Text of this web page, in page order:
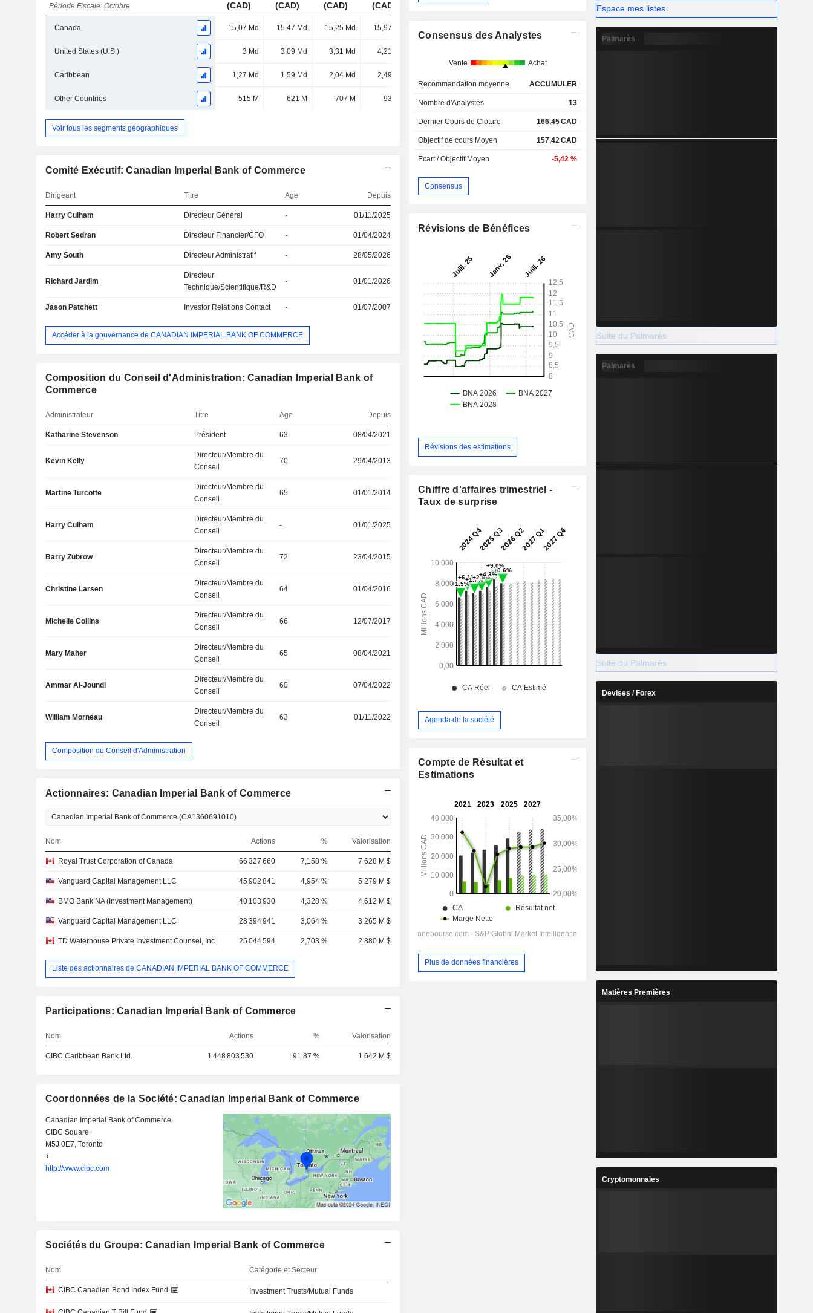
Période Fiscale: Octobre
(CAD)
(CAD)
(CAD)
(CAD)
(CAD)
Canada 15,07 Md 15,47 Md 15,25 Md 15,97 Md
United States (U.S.) 3 Md 3,09 Md 3,31 Md 4,21 Md
Caribbean 1,27 Md 1,59 Md 2,04 Md 2,49 Md
Other Countries 515 M 621 M 707 M 935 M 1,09 Md
Voir tous les segments géographiques
Comité Exécutif: Canadian Imperial Bank of Commerce
Dirigeant Titre Age Depuis
Harry Culham Directeur Général - 01/11/2025
Robert Sedran Directeur Financier/CFO - 01/04/2024
Amy South Directeur Administratif - 28/05/2026
Richard Jardim
Directeur
Technique/Scientifique/R&D
- 01/01/2026
Jason Patchett Investor Relations Contact - 01/07/2007
Accéder à la gouvernance de CANADIAN IMPERIAL BANK OF COMMERCE
Composition du Conseil d'Administration: Canadian Imperial Bank of
Commerce
Administrateur Titre Age Depuis
Katharine Stevenson Président 63 08/04/2021
Kevin Kelly
Directeur/Membre du
Conseil
70 29/04/2013
Martine Turcotte
Directeur/Membre du
Conseil
65 01/01/2014
Harry Culham
Directeur/Membre du
Conseil
- 01/01/2025
Barry Zubrow
Directeur/Membre du
Conseil
72 23/04/2015
Christine Larsen
Directeur/Membre du
Conseil
64 01/04/2016
Michelle Collins
Directeur/Membre du
Conseil
66 12/07/2017
Mary Maher
Directeur/Membre du
Conseil
65 08/04/2021
Ammar Al-Joundi
Directeur/Membre du
Conseil
60 07/04/2022
William Morneau
Directeur/Membre du
Conseil
63 01/11/2022
Composition du Conseil d'Administration
Actionnaires: Canadian Imperial Bank of Commerce
Nom Actions % Valorisation
Royal Trust Corporation of Canada 66 327 660 7,158 % 7 628 M $
Vanguard Capital Management LLC 45 902 841 4,954 % 5 279 M $
BMO Bank NA (Investment Management) 40 103 930 4,328 % 4 612 M $
Vanguard Capital Management LLC 28 394 941 3,064 % 3 265 M $
TD Waterhouse Private Investment Counsel, Inc. 25 044 594 2,703 % 2 880 M $
Liste des actionnaires de CANADIAN IMPERIAL BANK OF COMMERCE
Participations: Canadian Imperial Bank of Commerce
Nom Actions % Valorisation
CIBC Caribbean Bank Ltd. 1 448 803 530 91,87 % 1 642 M $
Coordonnées de la Société: Canadian Imperial Bank of Commerce
Canadian Imperial Bank of Commerce
CIBC Square
M5J 0E7, Toronto
+
http://www.cibc.com
Sociétés du Groupe: Canadian Imperial Bank of Commerce
Nom Catégorie et Secteur
CIBC Canadian Bond Index Fund Investment Trusts/Mutual Funds
Consensus des Analystes
Vente Achat
Recommandation moyenne ACCUMULER
Nombre d'Analystes 13
Dernier Cours de Cloture 166,45CAD
Objectif de cours Moyen 157,42CAD
Ecart / Objectif Moyen -5,42 %
Consensus
Révisions de Bénéfices
Révisions des estimations
Chiffre d'affaires trimestriel -
Taux de surprise
Agenda de la société
Compte de Résultat et
Estimations
Plus de données financières
Espace mes listes
Palmarès
Suite du Palmarès
Palmarès
Suite du Palmarès
Devises / Forex
Matières Premières
Cryptomonnaies